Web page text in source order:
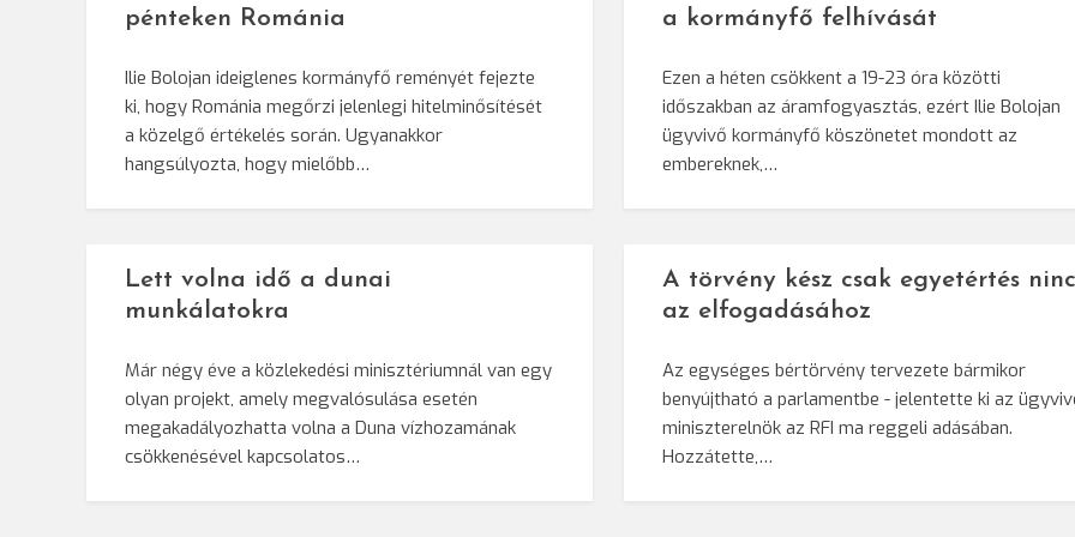
pénteken Románia
Ilie Bolojan ideiglenes kormányfő reményét fejezte
ki, hogy Románia megőrzi jelenlegi hitelminősítését
a közelgő értékelés során. Ugyanakkor
hangsúlyozta, hogy mielőbb…
a kormányfő felhívását
Ezen a héten csökkent a 19-23 óra közötti
időszakban az áramfogyasztás, ezért Ilie Bolojan
ügyvivő kormányfő köszönetet mondott az
embereknek,…
Lett volna idő a dunai
munkálatokra
Már négy éve a közlekedési minisztériumnál van egy
olyan projekt, amely megvalósulása esetén
megakadályozhatta volna a Duna vízhozamának
csökkenésével kapcsolatos…
A törvény kész csak egyetértés
az elfogadásához
Az egységes bértörvény tervezete bármikor
benyújtható a parlamentbe - jelentette ki az
miniszterelnök az RFI ma reggeli adásában.
Hozzátette,…